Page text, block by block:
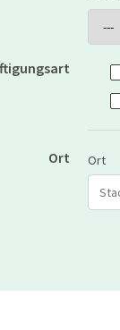
Ort Ort